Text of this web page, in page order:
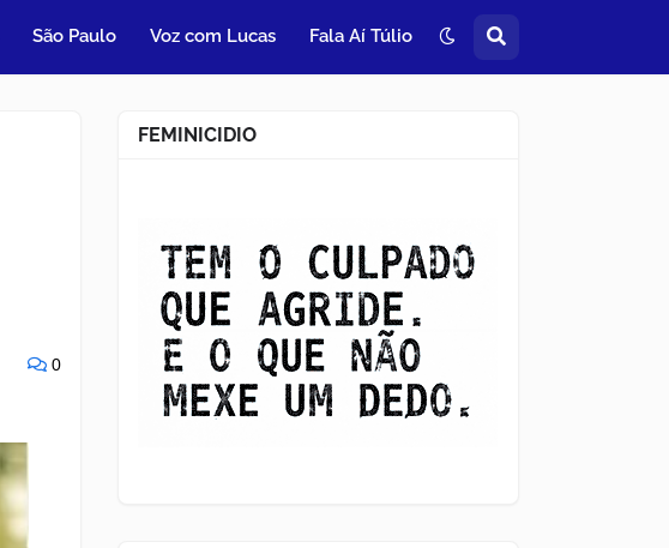
São Paulo Voz com Lucas Fala Aí Túlio
0
FEMINICIDIO